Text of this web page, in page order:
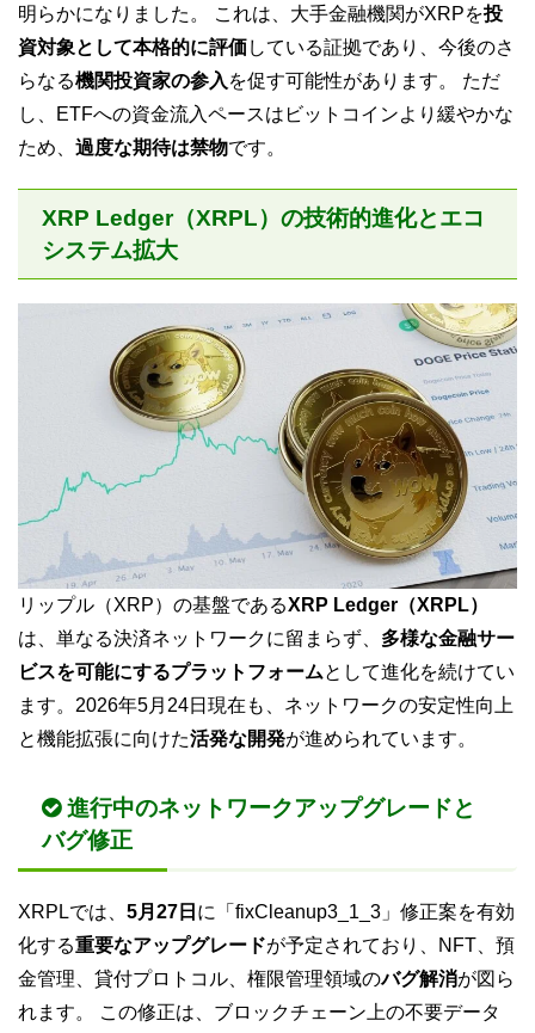
明らかになりました。 これは、大手金融機関がXRPを投
資対象として本格的に評価している証拠であり、今後のさ
らなる機関投資家の参入 を促す可能性があります。 ただ
し、ETFへの資金流入ペースはビットコインより緩やかな
ため、 過度な期待は禁物です。
XRP Ledger（XRPL）の技術的進化とエコ
システム拡大
リップル（XRP）の基盤であるXRP Ledger（XRPL）
は、単なる決済ネットワークに留まらず、 多様な金融サー
ビスを可能にするプラットフォームとして進化を続けてい
ます。2026年5月24日現在も、ネットワークの安定性向上
と機能拡張に向けた活発な開発が進められています。
進行中のネットワークアップグレードと
バグ修正
XRPLでは、 5月27日 に「fixCleanup3_1_3」修正案を有効
化する重要なアップグレードが予定されており、NFT、預
金管理、貸付プロトコル、権限管理領域のバグ解消が図ら
れます。 この修正は、ブロックチェーン上の不要データ